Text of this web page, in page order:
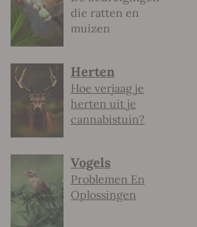
die ratten en
muizen
Herten
Hoe verjaag je
herten uit je
cannabistuin?
Vogels
Problemen En
Oplossingen